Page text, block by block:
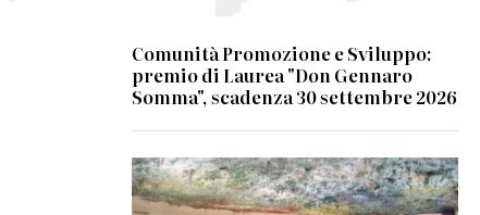
Comunità Promozione e Sviluppo:
premio di Laurea "Don Gennaro
Somma", scadenza 30 settembre 2026
© UN Photo/Jess Hoffman